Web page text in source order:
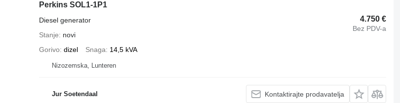
Perkins SOL1-1P1
4.750 €
Bez PDV-a
Diesel generator
Stanje
novi
Gorivo dizel Snaga 14,5 kVA
Nizozemska, Lunteren
Jur Soetendaal Kontaktirajte prodavatelja